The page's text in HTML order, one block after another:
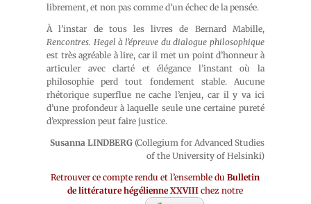
librement, et non pas comme d’un échec de la pensée.
À l’instar de tous les livres de Bernard Mabille,
Rencontres. Hegel à l’épreuve du dialogue philosophique
est très agréable à lire, car il met un point d’honneur à
articuler avec clarté et élégance l’instant où la
philosophie perd tout fondement stable. Aucune
rhétorique superflue ne cache l’enjeu, car il y va ici
d’une profondeur à laquelle seule une certaine pureté
d’expression peut faire justice.
Susanna LINDBERG(Collegium for Advanced Studies
of the University of Helsinki)
Retrouver ce compte rendu et l’ensemble duBulletin
de littérature hégélienne XXVIIIchez notre